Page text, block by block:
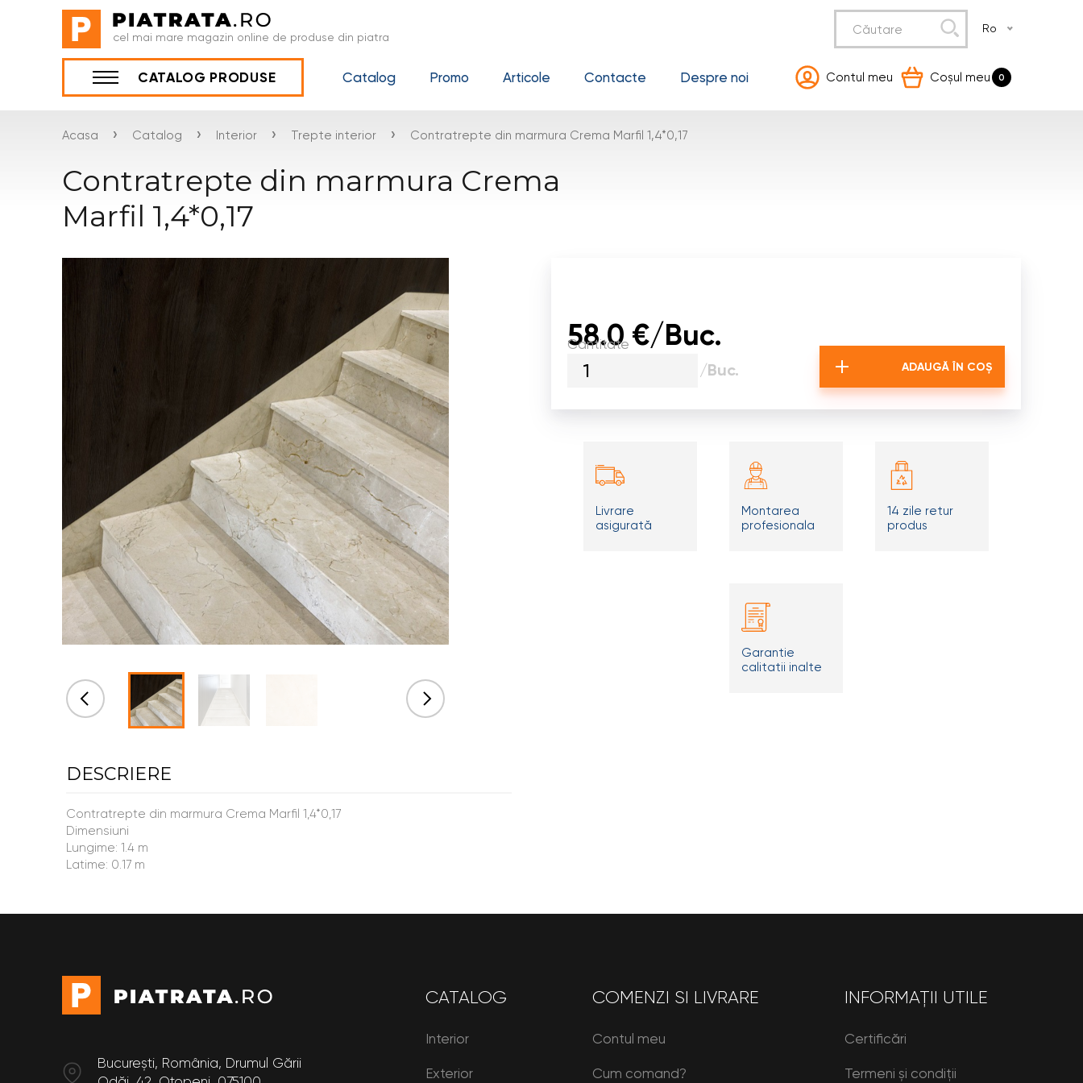
cel mai mare magazin online de produse din piatra
Ro
CATALOG PRODUSE Catalog Promo Articole Contacte Despre noi Contul meu Coșul meu 0
Acasa › Catalog › Interior › Trepte interior › Contratrepte din marmura Crema Marfil 1,4*0,17
Contratrepte din marmura Crema
Marfil 1,4*0,17
DESCRIERE
Contratrepte din marmura Crema Marfil 1,4*0,17
Dimensiuni
Lungime: 1.4 m
Latime: 0.17 m
58.0 €/Buc.
Cantitate
/Buc. ADAUGĂ ÎN COȘ
Livrare
asigurată
Montarea
profesionala
14 zile retur
produs
Garantie
calitatii inalte
București, România, Drumul Gării
CATALOG
Interior
Exterior
COMENZI SI LIVRARE
Contul meu
Cum comand?
INFORMAȚII UTILE
Certificări
Termeni și condiții